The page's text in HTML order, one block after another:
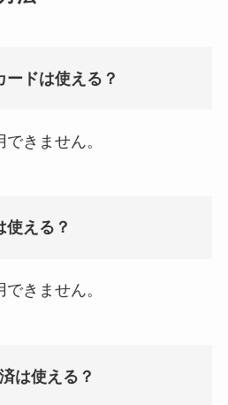
ードは使える？
きません。
使える？
きません。
は使える？